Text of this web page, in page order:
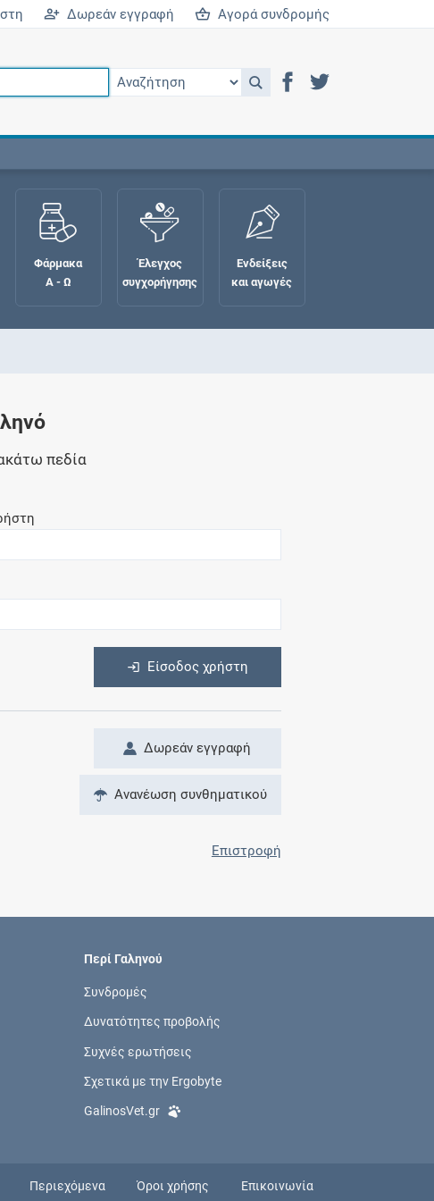
Δωρεάν εγγραφή Αγορά συνδρομής
Φάρμακα
Α - Ω
Έλεγχος
συγχορήγησης
Ενδείξεις
και αγωγές
πεδία
Είσοδος χρήστη
Δωρεάν εγγραφή
Ανανέωση συνθηματικού
Επιστροφή
Περί Γαληνού
Συνδρομές
Δυνατότητες προβολής
Συχνές ερωτήσεις
Σχετικά με την Ergobyte
GalinosVet.gr
Περιεχόμενα Όροι χρήσης Επικοινωνία